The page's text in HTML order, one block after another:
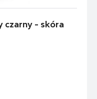
czarny - skóra